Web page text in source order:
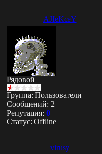
AJIeKceY
Рядовой
Группа: Пользователи
Сообщений: 2
Репутация: 0
Статус: Offline
virusy